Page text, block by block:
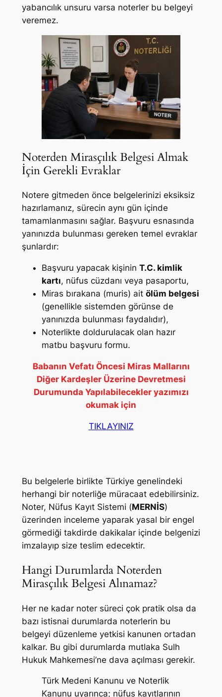
yabancılık unsuru varsa noterler bu belgeyi
veremez.
Noterden Mirasçılık Belgesi Almak
İçin Gerekli Evraklar
Notere gitmeden önce belgelerinizi eksiksiz
hazırlamanız, sürecin aynı gün içinde
tamamlanmasını sağlar. Başvuru esnasında
yanınızda bulunması gereken temel evraklar
şunlardır:
Başvuru yapacak kişinin T.C. kimlik
kartı, nüfus cüzdanı veya pasaportu,
Miras bırakana (muris) ait ölüm belgesi
(genellikle sistemden görünse de
yanınızda bulunması faydalıdır),
Noterlikte doldurulacak olan hazır
matbu başvuru formu.
Babanın Vefatı Öncesi Miras Mallarını
Diğer Kardeşler Üzerine Devretmesi
Durumunda Yapılabilecekler yazımızı
okumak için
TIKLAYINIZ
Bu belgelerle birlikte Türkiye genelindeki
herhangi bir noterliğe müracaat edebilirsiniz.
Noter, Nüfus Kayıt Sistemi (MERNİS)
üzerinden inceleme yaparak yasal bir engel
görmediği takdirde dakikalar içinde belgenizi
imzalayıp size teslim edecektir.
Hangi Durumlarda Noterden
Mirasçılık Belgesi Alınamaz?
Her ne kadar noter süreci çok pratik olsa da
bazı istisnai durumlarda noterlerin bu
belgeyi düzenleme yetkisi kanunen ortadan
kalkar. Bu gibi durumlarda mutlaka Sulh
Hukuk Mahkemesi’ne dava açılması gerekir.
Türk Medeni Kanunu ve Noterlik
Kanunu uyarınca; nüfus kayıtlarının